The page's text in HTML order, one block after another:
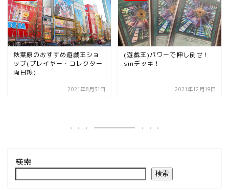
秋葉原のおすすめ遊戯王ショ
ップ(プレイヤー・コレクター
両目線)
2021年8月31日
(遊戯王)パワーで押し倒せ！
sinデッキ！
2021年12月19日
検索
検索